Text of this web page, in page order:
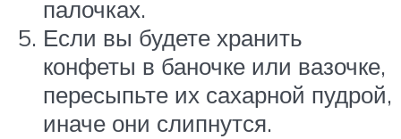
палочках.
Если вы будете хранить
конфеты в баночке или вазочке,
пересыпьте их сахарной пудрой,
иначе они слипнутся.